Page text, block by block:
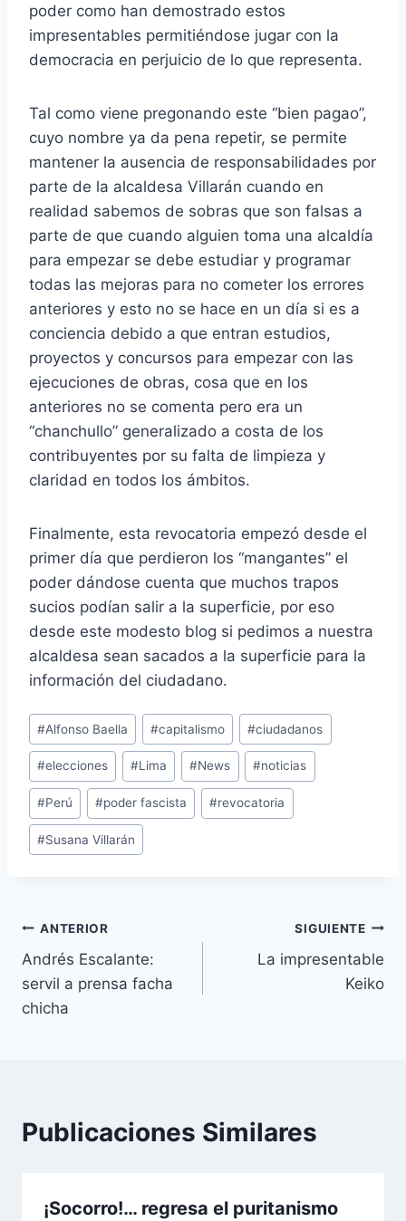
poder como han demostrado estos
impresentables permitiéndose jugar con la
democracia en perjuicio de lo que representa.
Tal como viene pregonando este “bien pagao”,
cuyo nombre ya da pena repetir, se permite
mantener la ausencia de responsabilidades por
parte de la alcaldesa Villarán cuando en
realidad sabemos de sobras que son falsas a
parte de que cuando alguien toma una alcaldía
para empezar se debe estudiar y programar
todas las mejoras para no cometer los errores
anteriores y esto no se hace en un día si es a
conciencia debido a que entran estudios,
proyectos y concursos para empezar con las
ejecuciones de obras, cosa que en los
anteriores no se comenta pero era un
“chanchullo” generalizado a costa de los
contribuyentes por su falta de limpieza y
claridad en todos los ámbitos.
Finalmente, esta revocatoria empezó desde el
primer día que perdieron los “mangantes” el
poder dándose cuenta que muchos trapos
sucios podían salir a la superficie, por eso
desde este modesto blog si pedimos a nuestra
alcaldesa sean sacados a la superficie para la
información del ciudadano.
Etiquetas
de
la
entrada:
#Alfonso Baella #capitalismo #ciudadanos
#elecciones #Lima #News #noticias
#Perú #poder fascista #revocatoria
#Susana Villarán
Navegación
de
entradas
ANTERIOR
Andrés Escalante:
servil a prensa facha
chicha
SIGUIENTE
La impresentable
Keiko
Publicaciones Similares
¡Socorro!… regresa el puritanismo